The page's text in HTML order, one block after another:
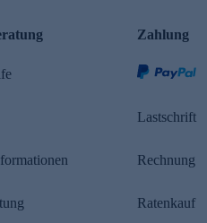
Zahlung
Lastschrift
Rechnung
Ratenkauf